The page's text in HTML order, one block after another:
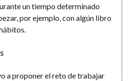
un tiempo determinado
por ejemplo, con algún libro
a proponer el reto de trabajar